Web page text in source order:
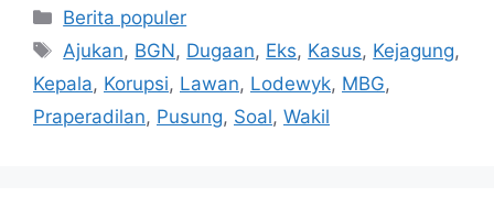
Kategori
Berita populer
Tag
Ajukan, BGN, Dugaan, Eks, Kasus, Kejagung,
Kepala, Korupsi, Lawan, Lodewyk, MBG,
Praperadilan, Pusung, Soal, Wakil